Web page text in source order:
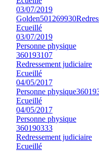
03/07/2019
Golden501269930
Ecueillé
03/07/2019
Personne physique
360193107
Redressement judiciaire
Ecueillé
04/05/2017
Personne physique
Ecueillé
04/05/2017
Personne physique
360190333
Redressement judiciaire
Ecueillé